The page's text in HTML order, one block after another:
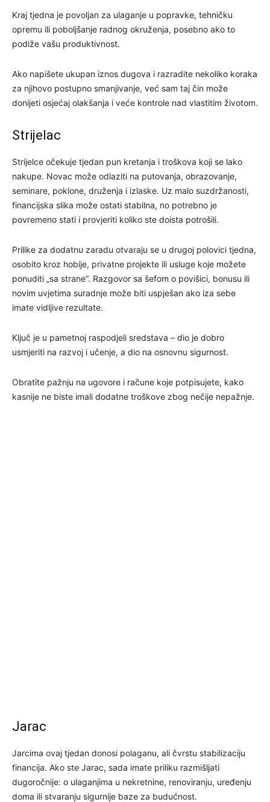
Kraj tjedna je povoljan za ulaganje u popravke, tehničku
opremu ili poboljšanje radnog okruženja, posebno ako to
podiže vašu produktivnost.
Ako napišete ukupan iznos dugova i razradite nekoliko koraka
za njihovo postupno smanjivanje, već sam taj čin može
donijeti osjećaj olakšanja i veće kontrole nad vlastitim životom.
Strijelac
Strijelce očekuje tjedan pun kretanja i troškova koji se lako
nakupe. Novac može odlaziti na putovanja, obrazovanje,
seminare, poklone, druženja i izlaske. Uz malo suzdržanosti,
financijska slika može ostati stabilna, no potrebno je
povremeno stati i provjeriti koliko ste doista potrošili.
Prilike za dodatnu zaradu otvaraju se u drugoj polovici tjedna,
osobito kroz hobije, privatne projekte ili usluge koje možete
ponuditi „sa strane“. Razgovor sa šefom o povišici, bonusu ili
novim uvjetima suradnje može biti uspješan ako iza sebe
imate vidljive rezultate.
Ključ je u pametnoj raspodjeli sredstava – dio je dobro
usmjeriti na razvoj i učenje, a dio na osnovnu sigurnost.
Obratite pažnju na ugovore i račune koje potpisujete, kako
kasnije ne biste imali dodatne troškove zbog nečije nepažnje.
Jarac
Jarcima ovaj tjedan donosi polaganu, ali čvrstu stabilizaciju
financija. Ako ste Jarac, sada imate priliku razmišljati
dugoročnije: o ulaganjima u nekretnine, renoviranju, uređenju
doma ili stvaranju sigurnije baze za budućnost.